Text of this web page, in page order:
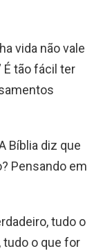
vida não vale
É tão fácil ter
Bíblia diz que
Pensando em
tudo o
tudo o que for